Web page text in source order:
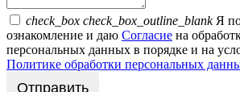
check_box check_box_outline_blankЯ
ознакомление и даю Согласие на
персональных данных в порядке и на
Политике обработки персональных